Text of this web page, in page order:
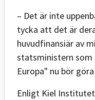
– Det är inte
tycka att det är
huvudfinansiär av
statsministern som
Europa" nu bör
Enligt Kiel